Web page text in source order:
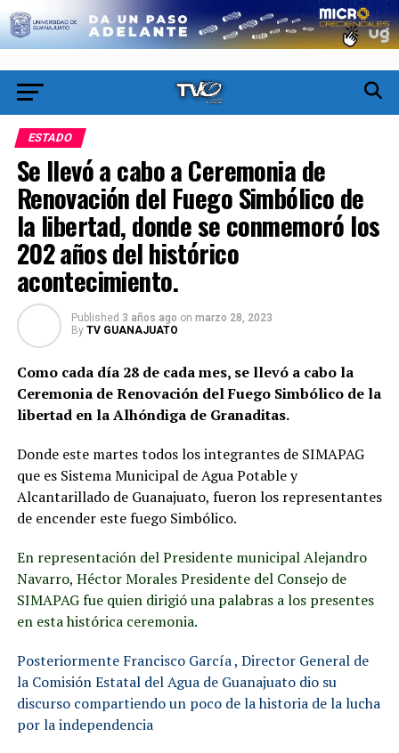
ESTADO
Se llevó a cabo a Ceremonia de
Renovación del Fuego Simbólico de
la libertad, donde se conmemoró los
202 años del histórico
acontecimiento.
Published 3 años ago on marzo 28, 2023
By TV GUANAJUATO
Como cada día 28 de cada mes, se llevó a cabo la
Ceremonia de Renovación del Fuego Simbólico de la
libertad en la Alhóndiga de Granaditas.
Donde este martes todos los integrantes de SIMAPAG
que es Sistema Municipal de Agua Potable y
Alcantarillado de Guanajuato, fueron los representantes
de encender este fuego Simbólico.
En representación del Presidente municipal Alejandro
Navarro, Héctor Morales Presidente del Consejo de
SIMAPAG fue quien dirigió una palabras a los presentes
en esta histórica ceremonia.
Posteriormente Francisco García , Director General de
la Comisión Estatal del Agua de Guanajuato dio su
discurso compartiendo un poco de la historia de la lucha
por la independencia